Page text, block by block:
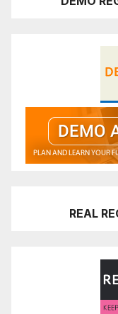
REAL